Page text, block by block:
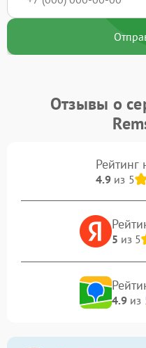
Отзывы о
Рейтинг
4.9из 5
5 из 5
4.9из